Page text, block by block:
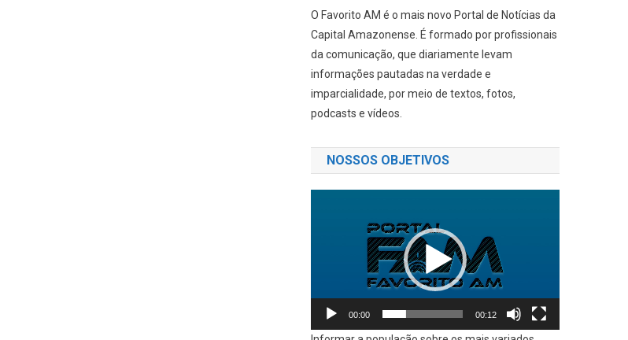
O Favorito AM é o mais novo Portal de Notícias da
Capital Amazonense. É formado por profissionais
da comunicação, que diariamente levam
informações pautadas na verdade e
imparcialidade, por meio de textos, fotos,
podcasts e vídeos.
NOSSOS OBJETIVOS
00:00 00:12